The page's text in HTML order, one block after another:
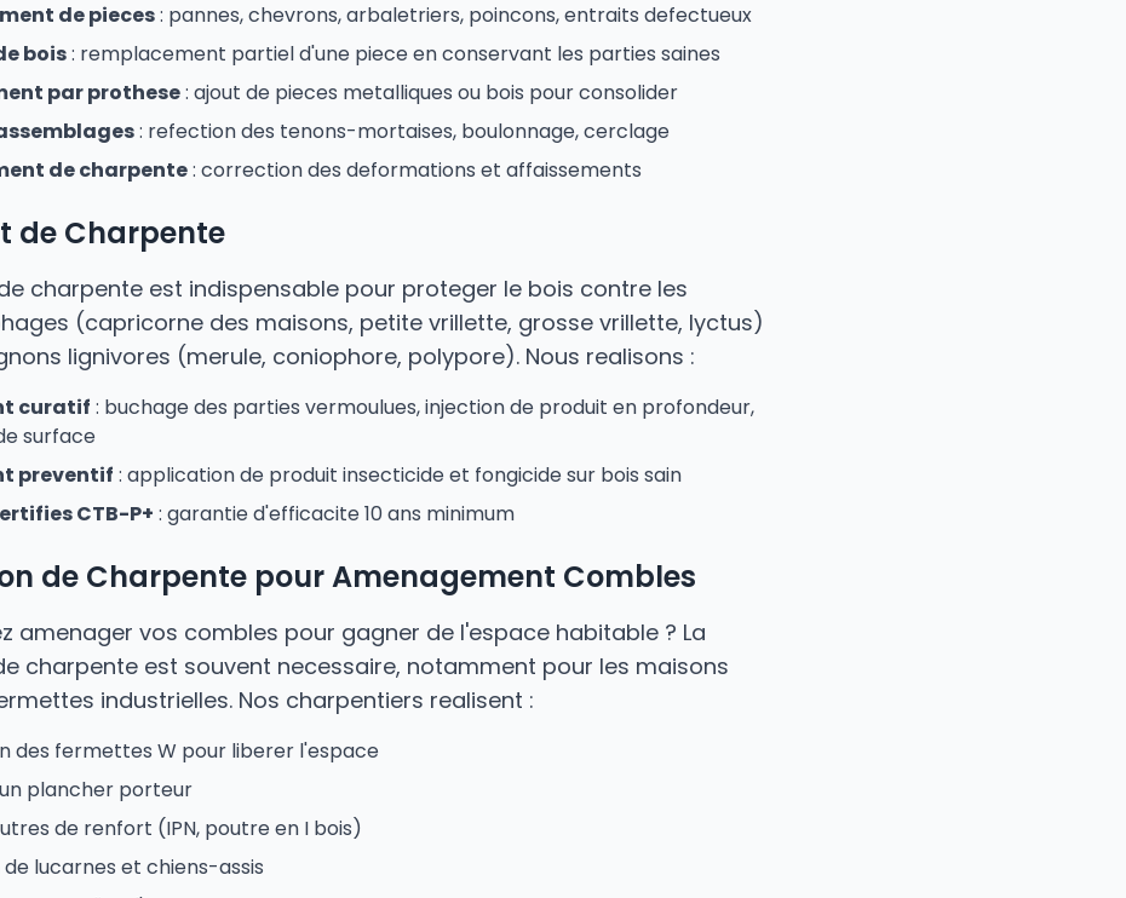
de pieces: pannes, chevrons, arbaletriers, poincons, entraits defectueux
bois: remplacement partiel d'une piece en conservant les parties saines
par prothese: ajout de pieces metalliques ou bois pour consolider
: refection des tenons-mortaises, boulonnage, cerclage
de charpente: correction des deformations et affaissements
de Charpente
charpente est indispensable pour proteger le bois contre les
(capricorne des maisons, petite vrillette, grosse vrillette, lyctus)
lignivores (merule, coniophore, polypore). Nous realisons :
curatif : buchage des parties vermoulues, injection de produit en profondeur,
surface
preventif : application de produit insecticide et fongicide sur bois sain
CTB-P+ : garantie d'efficacite 10 ans minimum
de Charpente pour Amenagement Combles
amenager vos combles pour gagner de l'espace habitable ? La
charpente est souvent necessaire, notamment pour les maisons
industrielles. Nos charpentiers realisent :
des fermettes W pour liberer l'espace
plancher porteur
de renfort (IPN, poutre en I bois)
lucarnes et chiens-assis